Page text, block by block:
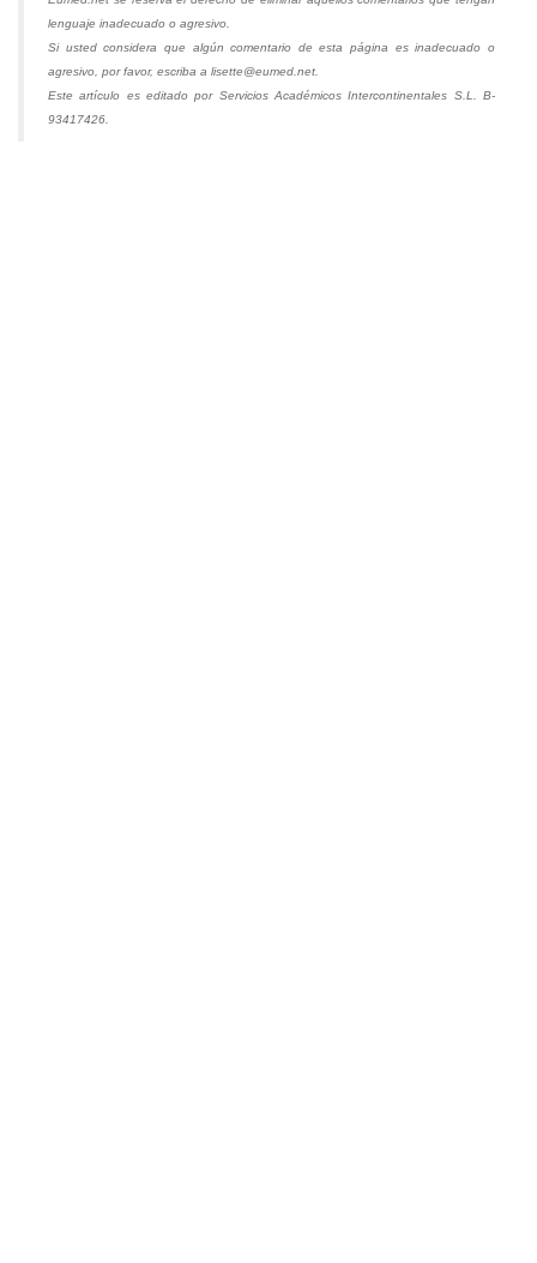
lenguaje inadecuado o agresivo.
Si usted considera que algún comentario de esta página es inadecuado o
agresivo, por favor, escriba a lisette@eumed.net.
Este artículo es editado por Servicios Académicos Intercontinentales S.L. B-
93417426.